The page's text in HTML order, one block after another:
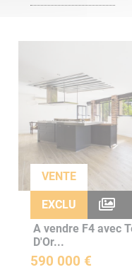
VENTE
EXCLU
A vendre F4 avec
D'Or...
590 000 €